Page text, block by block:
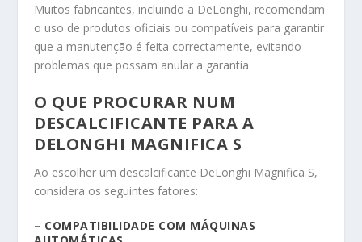
Muitos fabricantes, incluindo a DeLonghi, recomendam
o uso de produtos oficiais ou compatíveis para garantir
que a manutenção é feita correctamente, evitando
problemas que possam anular a garantia.
O QUE PROCURAR NUM
DESCALCIFICANTE PARA A
DELONGHI MAGNIFICA S
Ao escolher um descalcificante DeLonghi Magnifica S,
considera os seguintes fatores:
– COMPATIBILIDADE COM MÁQUINAS